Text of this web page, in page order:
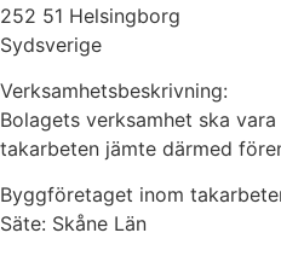
252 51 Helsingborg
Sydsverige
Verksamhetsbeskrivning:
Bolagets verksamhet ska
takarbeten jämte därmed
Byggföretaget inom
Säte: Skåne Län